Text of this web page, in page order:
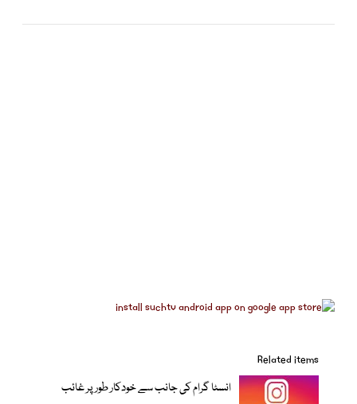
Related items
انسٹا گرام کی جانب سے خودکار طور پر غائب